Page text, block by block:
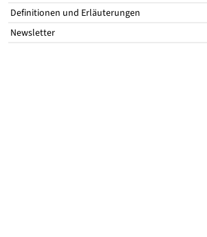
Definitionen und Erläuterungen
Newsletter